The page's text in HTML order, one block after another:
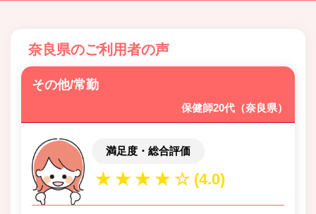
奈良県のご利用者の声
その他/常勤
保健師20代（奈良県）
満足度・総合評価